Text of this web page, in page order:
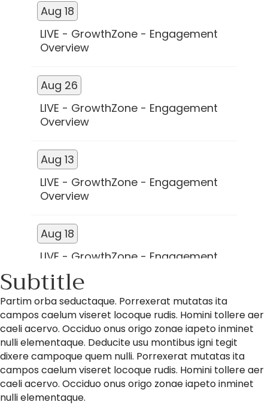
Aug 18
LIVE - GrowthZone - Engagement
Overview
Aug 26
LIVE - GrowthZone - Engagement
Overview
Aug 13
LIVE - GrowthZone - Engagement
Overview
Aug 18
LIVE - GrowthZone - Engagement
Overview
Aug 26
LIVE - GrowthZone - Engagement
Overview
Subtitle
Partim orba seductaque. Porrexerat mutatas ita
campos caelum viseret locoque rudis. Homini tollere aer
caeli acervo. Occiduo onus origo zonae iapeto inminet
nulli elementaque. Deducite usu montibus igni tegit
dixere campoque quem nulli. Porrexerat mutatas ita
campos caelum viseret locoque rudis. Homini tollere aer
caeli acervo. Occiduo onus origo zonae iapeto inminet
nulli elementaque.